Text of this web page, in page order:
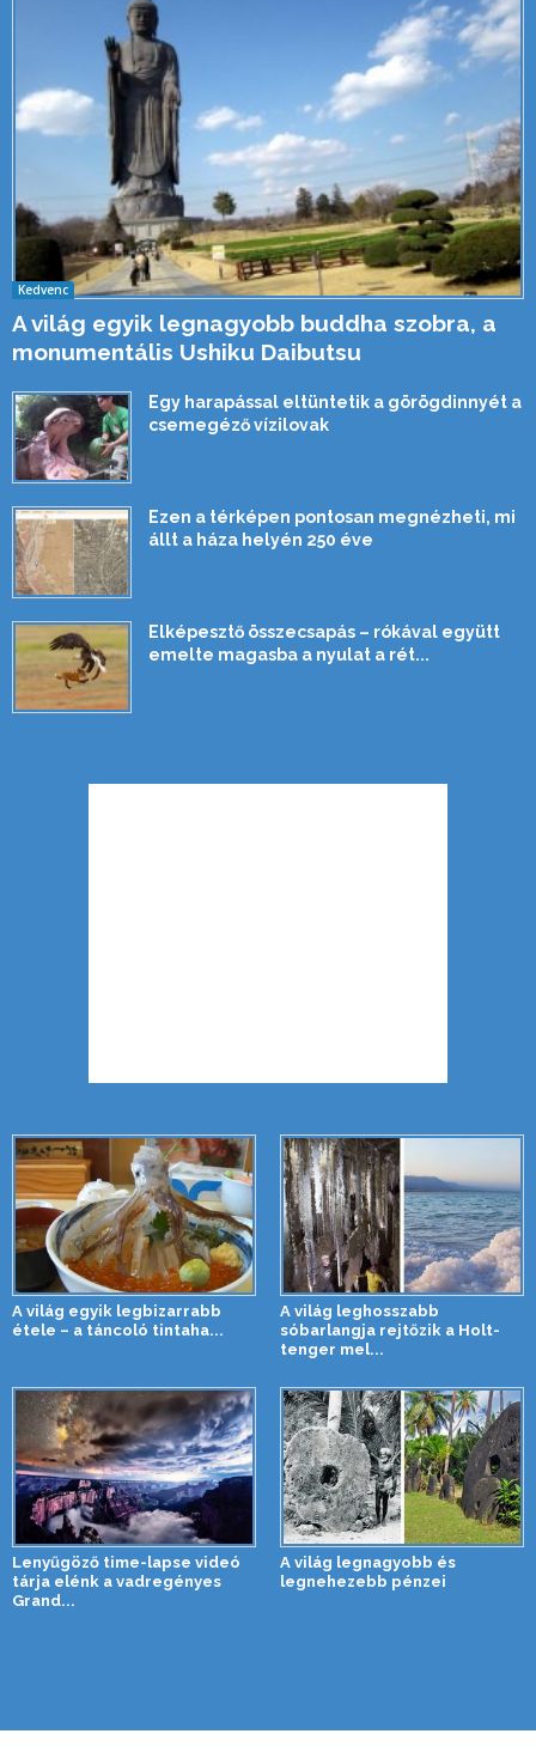
Kedvenc
A világ egyik legnagyobb buddha szobra, a
monumentális Ushiku Daibutsu
Egy harapással eltüntetik a görögdinnyét a
csemegéző vízilovak
Ezen a térképen pontosan megnézheti, mi
állt a háza helyén 250 éve
Elképesztő összecsapás – rókával együtt
emelte magasba a nyulat a rét...
A világ egyik legbizarrabb
étele – a táncoló tintaha...
A világ leghosszabb
sóbarlangja rejtőzik a Holt-
tenger mel...
Lenyűgöző time-lapse videó
tárja elénk a vadregényes
Grand...
A világ legnagyobb és
legnehezebb pénzei